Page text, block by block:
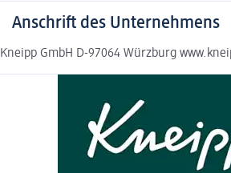
Anschrift des Unternehmens
Kneipp GmbH D-97064 Würzburg